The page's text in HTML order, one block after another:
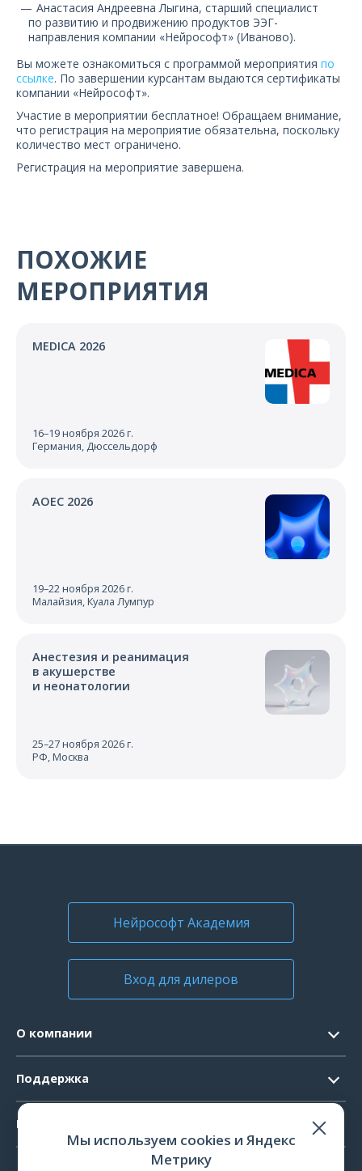
Анастасия Андреевна Лыгина, старший специалист
по развитию и продвижению продуктов ЭЭГ-
направления компании «Нейрософт» (Иваново).
Вы можете ознакомиться с программой мероприятия по
ссылке. По завершении курсантам выдаются сертификаты
компании «Нейрософт».
Участие в мероприятии бесплатное! Обращаем внимание,
что регистрация на мероприятие обязательна, поскольку
количество мест ограничено.
Регистрация на мероприятие завершена.
ПОХОЖИЕ
МЕРОПРИЯТИЯ
MEDICA 2026
16–19 ноября 2026 г.
Германия, Дюссельдорф
AOEC 2026
19–22 ноября 2026 г.
Малайзия, Куала Лумпур
Анестезия и реанимация
в акушерстве
и неонатологии
25–27 ноября 2026 г.
РФ, Москва
Нейрософт Академия
Вход для дилеров
О компании
Официальные документы
Поддержка
Системные требования
Продукты
Мы используем cookies и Яндекс
Метрику